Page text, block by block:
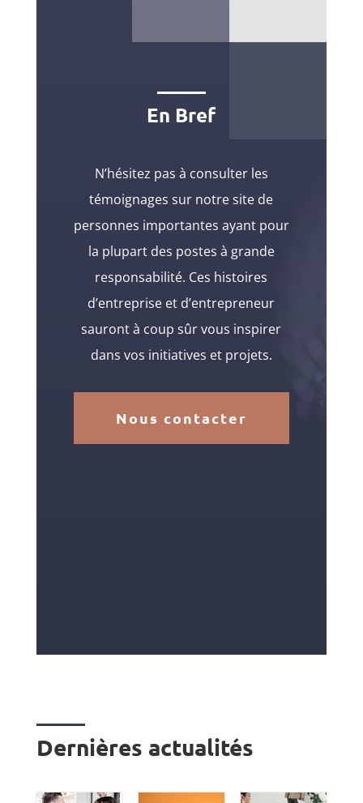
En Bref
N’hésitez pas à consulter les
témoignages sur notre site de
personnes importantes ayant pour
la plupart des postes à grande
responsabilité. Ces histoires
d’entreprise et d’entrepreneur
sauront à coup sûr vous inspirer
dans vos initiatives et projets.
Nous contacter
Dernières actualités